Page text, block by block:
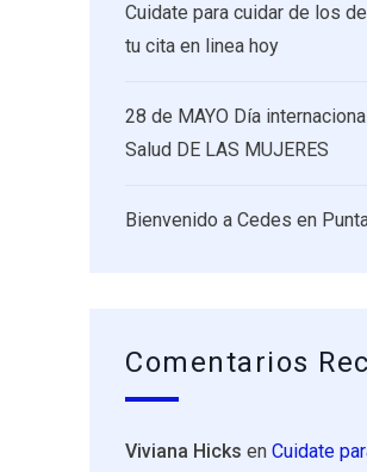
Cuidate para cuidar de los
tu cita en linea hoy
28 de MAYO Día
Salud DE LAS MUJERES
Bienvenido a Cedes en
Comentarios
Viviana Hicks en Cuidate